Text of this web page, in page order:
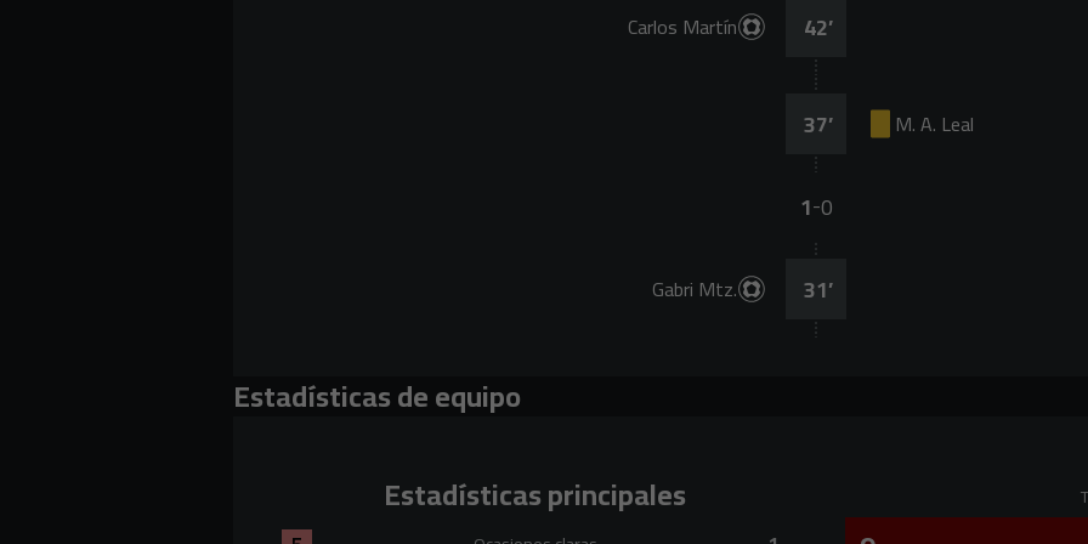
Carlos Martín 42’
M. A. Leal
37’
1-0
Gabri Mtz. 31’
Estadísticas de equipo
Estadísticas principales